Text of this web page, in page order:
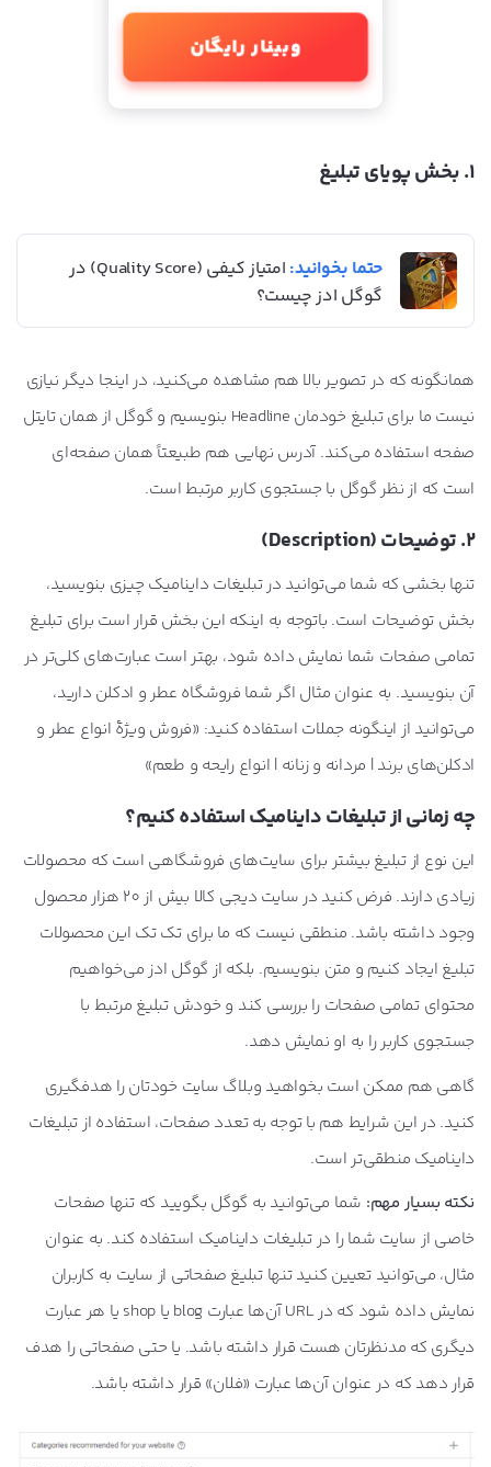
وبینار رایگان
1. بخش پویای تبلیغ
حتما بخوانید:
امتیاز کیفی (Quality Score) در
گوگل ادز چیست؟
همانگونه که در تصویر بالا هم مشاهده می‌کنید، در اینجا دیگر نیازی
نیست ما برای تبلیغ خودمان Headline بنویسیم و گوگل از همان تایتل
صفحه استفاده می‌کند. آدرس نهایی هم طبیعتاً همان صفحه‌ای
است که از نظر گوگل با جستجوی کاربر مرتبط است.
2. توضیحات (Description)
تنها بخشی که شما می‌توانید در تبلیغات داینامیک چیزی بنویسید،
بخش توضیحات است. باتوجه به اینکه این بخش قرار است برای تبلیغ
تمامی صفحات شما نمایش داده شود، بهتر است عبارت‌های کلی‌تر در
آن بنویسید. به عنوان مثال اگر شما فروشگاه عطر و ادکلن دارید،
می‌توانید از اینگونه جملات استفاده کنید: «فروش ویژۀ انواع عطر و
ادکلن‌های برند | مردانه و زنانه | انواع رایحه و طعم»
چه زمانی از تبلیغات داینامیک استفاده کنیم؟
این نوع از تبلیغ بیشتر برای سایت‌های فروشگاهی است که محصولات
زیادی دارند. فرض کنید در سایت دیجی کالا بیش از 20 هزار محصول
وجود داشته باشد. منطقی نیست که ما برای تک تک این محصولات
تبلیغ ایجاد کنیم و متن بنویسیم. بلکه از گوگل ادز می‌خواهیم
محتوای تمامی صفحات را بررسی کند و خودش تبلیغ مرتبط با
جستجوی کاربر را به او نمایش دهد.
گاهی هم ممکن است بخواهید وبلاگ سایت خودتان را هدفگیری
کنید. در این شرایط هم با توجه به تعدد صفحات، استفاده از تبلیغات
داینامیک منطقی‌تر است.
نکته بسیار مهم: شما می‌توانید به گوگل بگویید که تنها صفحات
خاصی از سایت شما را در تبلیغات داینامیک استفاده کند. به عنوان
مثال، می‌توانید تعیین کنید تنها تبلیغ صفحاتی از سایت به کاربران
نمایش داده شود که در URL آن‌ها عبارت blog یا shop یا هر عبارت
دیگری که مدنظرتان هست قرار داشته باشد. یا حتی صفحاتی را هدف
قرار دهد که در عنوان آن‌ها عبارت «فلان» قرار داشته باشد.